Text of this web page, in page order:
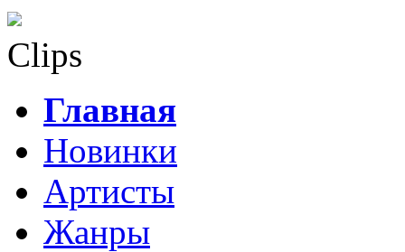
Clips
Главная
Новинки
Артисты
Жанры